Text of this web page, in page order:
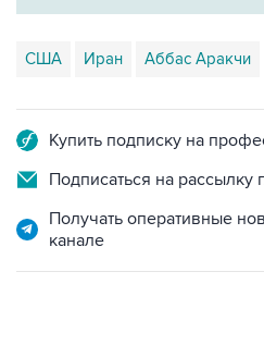
США Иран Аббас Аракчи
Купить подписку на
Подписаться на рассылку
Получать оперативные
канале